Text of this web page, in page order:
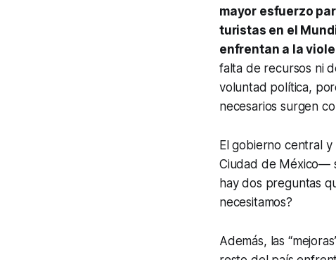
mayor esfuerzo
turistas en el
enfrentan a la
falta de recursos ni
voluntad política,
necesarios surgen
El gobierno central
Ciudad de México—
hay dos preguntas
necesitamos?
Además, las